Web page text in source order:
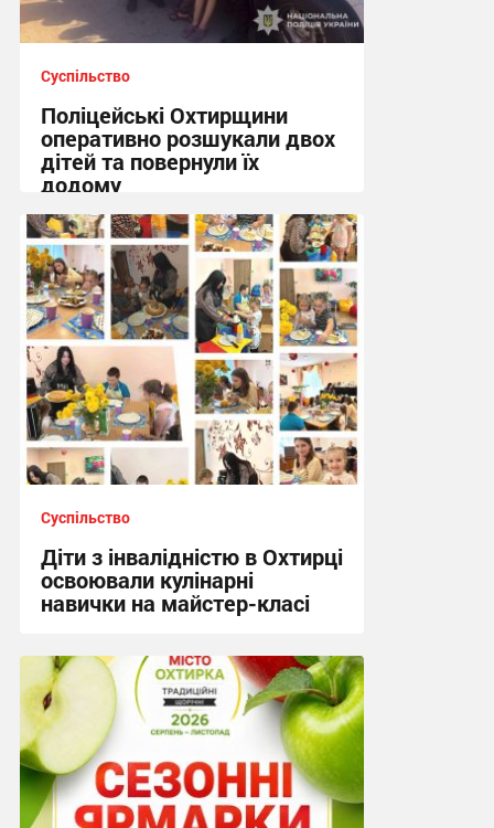
Суспільство
Поліцейські Охтирщини
оперативно розшукали двох
дітей та повернули їх
додому
10:19 вчора
Суспільство
Діти з інвалідністю в Охтирці
освоювали кулінарні
навички на майстер-класі
15:19, 4.08.2026